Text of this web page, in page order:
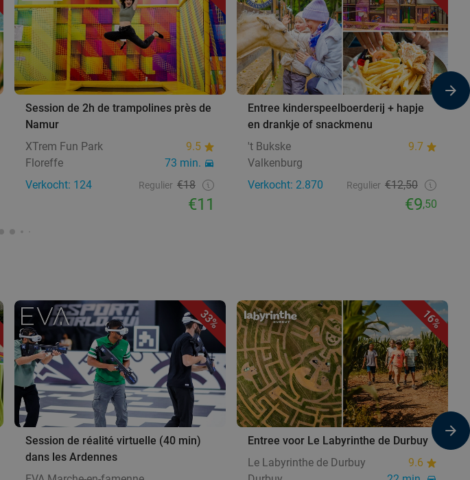
Session de 2h de trampolines près de
Namur
XTrem Fun Park
9.5
Floreffe
73 min.
Verkocht: 124
Regulier €18
€11
Entree kinderspeelboerderij + hapje
en drankje of snackmenu
't Bukske
9.7
Valkenburg
Verkocht: 2.870
Regulier €12,50
€9,50
33%
Session de réalité virtuelle (40 min)
dans les Ardennes
16%
Entree voor Le Labyrinthe de Durbuy
Le Labyrinthe de Durbuy
9.6